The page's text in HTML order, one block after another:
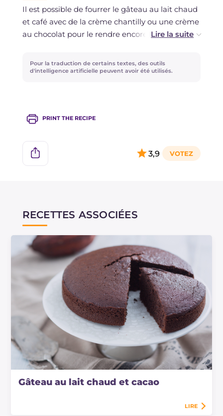
Il est possible de fourrer le gâteau au lait chaud
et café avec de la crème chantilly ou une crème
au chocolat pour le rendre encore plus
Pour la traduction de certains textes, des outils
d'intelligence artificielle peuvent avoir été utilisés.
PRINT THE RECIPE
3,9
RECETTES ASSOCIÉES
Gâteau au lait chaud et cacao
LIRE